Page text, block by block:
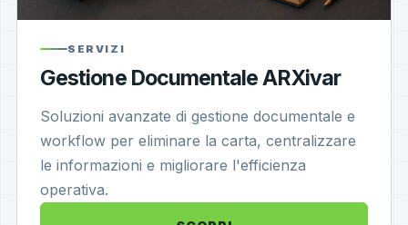
SERVIZI
Gestione Documentale ARXivar
Soluzioni avanzate di gestione documentale e
workflow per eliminare la carta, centralizzare
le informazioni e migliorare l'efficienza
operativa.